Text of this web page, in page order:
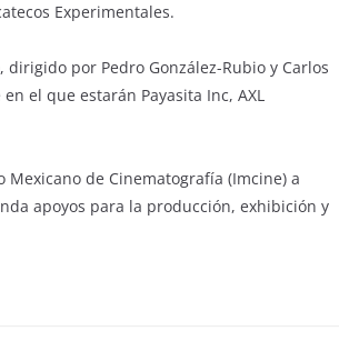
Experimentales.
por Pedro González-Rubio y Carlos
el que estarán Payasita Inc, AXL
de Cinematografía (Imcine) a
apoyos para la producción, exhibición y